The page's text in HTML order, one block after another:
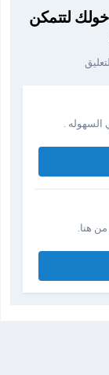
لتتمكن
.
هنا.